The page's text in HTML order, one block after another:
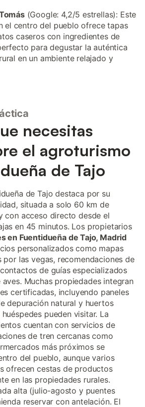
(Google: 4,2/5 estrellas): Este
el centro del pueblo ofrece tapas
caseros con ingredientes de
para degustar la auténtica
en un ambiente relajado y
necesitas
el agroturismo
de Tajo
de Tajo destaca por su
situada a solo 60 km de
con acceso directo desde el
en 45 minutos. Los propietarios
en Fuentidueña de Tajo, Madrid
personalizados como mapas
las vegas, recomendaciones de
de guías especializados
Muchas propiedades integran
certificadas, incluyendo paneles
depuración natural y huertos
pueden visitar. La
cuentan con servicios de
de tren cercanas como
más próximos se
del pueblo, aunque varios
ofrecen cestas de productos
en las propiedades rurales.
alta (julio-agosto y puentes
reservar con antelación. El